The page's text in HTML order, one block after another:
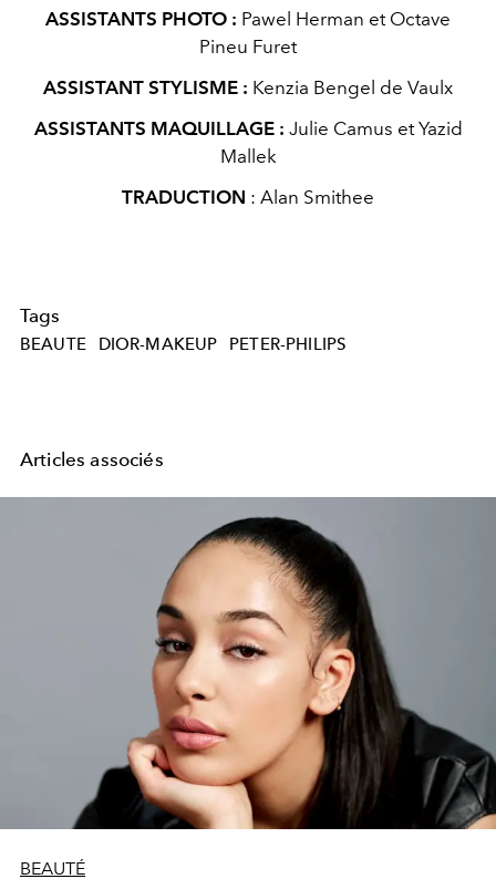
ASSISTANTS PHOTO : Pawel Herman et Octave
Pineu Furet
ASSISTANT STYLISME : Kenzia Bengel de Vaulx
ASSISTANTS MAQUILLAGE : Julie Camus et Yazid
Mallek
TRADUCTION : Alan Smithee
Tags
BEAUTE DIOR-MAKEUP PETER-PHILIPS
Articles associés
BEAUTÉ